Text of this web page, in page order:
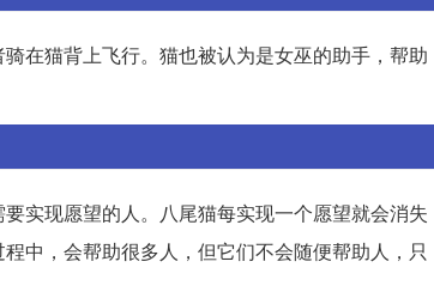
在猫背上飞行。猫也被认为是女巫的助手，帮助
实现愿望的人。八尾猫每实现一个愿望就会消失
中，会帮助很多人，但它们不会随便帮助人，只